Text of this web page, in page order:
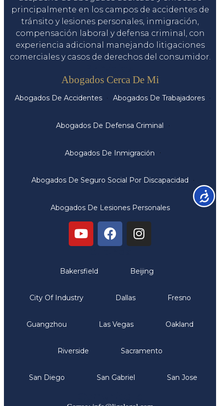
principalmente en los campos de accidentes de
tránsito y lesiones personales, inmigración,
compensación laboral y defensa criminal, con
experiencia adicional manejando litigaciones
comerciales y casos de derechos del consumidor.
Abogados Cerca De Mi
Abogados De Accidentes Abogados De Trabajadores
Abogados De Defensa Criminal
Abogados De Inmigración
Abogados De Seguro Social Por Discapacidad
Abogados De Lesiones Personales
Bakersfield Beijing
City Of Industry Dallas Fresno
Guangzhou Las Vegas Oakland
Riverside Sacramento
San Diego San Gabriel San Jose